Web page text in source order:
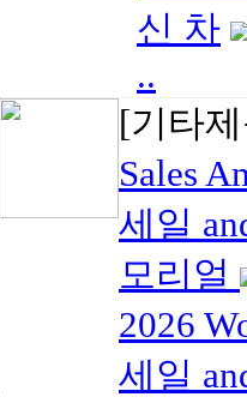
신 차
..
[기타
Sales
세일
모리얼
2026
세일